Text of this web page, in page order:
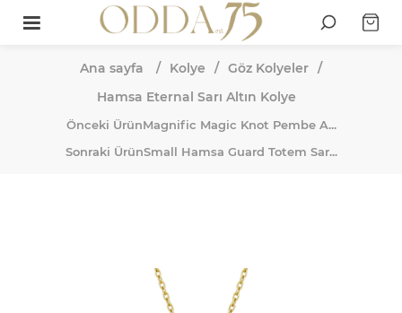
Ana sayfa / Kolye / Göz Kolyeler /
Hamsa Eternal Sarı Altın Kolye
Önceki ÜrünMagnific Magic Knot Pembe A...
Sonraki ÜrünSmall Hamsa Guard Totem Sar...